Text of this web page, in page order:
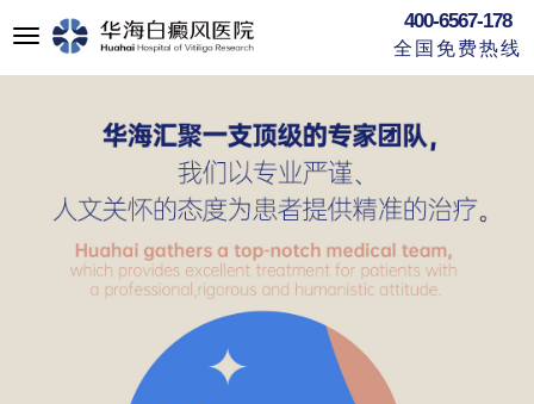
切
400-6567-178
全国免费热线